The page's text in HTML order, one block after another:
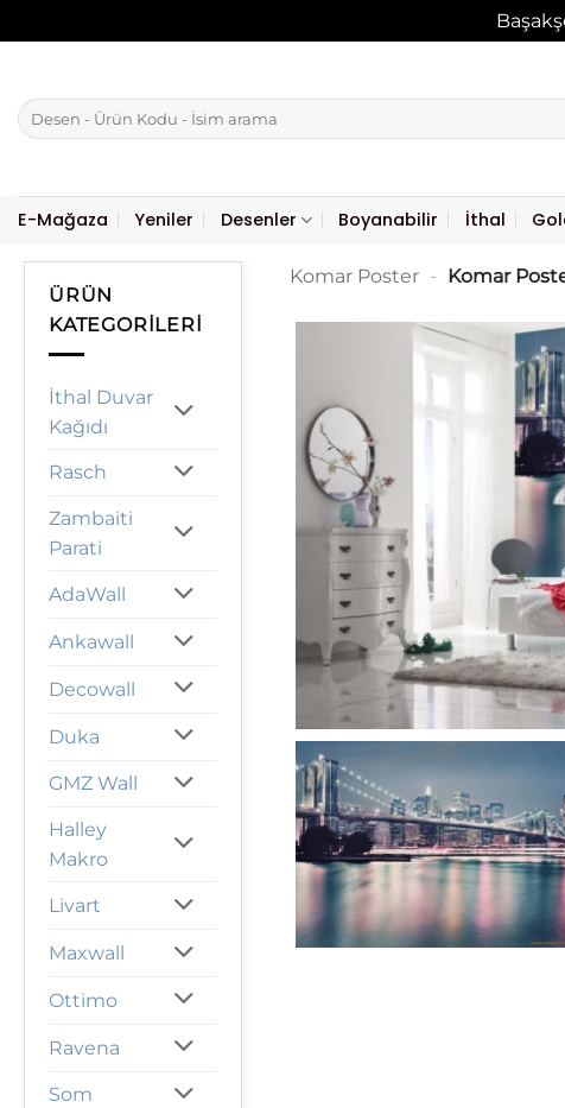
Ara:
E-Mağaza Yeniler Desenler Boyanabilir İthal
ÜRÜN
KATEGORILERI
İthal Duvar
Kağıdı
Rasch
Zambaiti
Parati
AdaWall
Ankawall
Decowall
Duka
GMZ Wall
Halley
Makro
Livart
Maxwall
Ottimo
Ravena
Som
Komar Poster - Komar